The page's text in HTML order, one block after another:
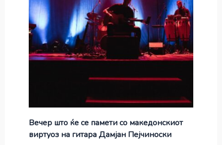
Вечер што ќе се памети со македонскиот
виртуоз на гитара Дамјан Пејчиноски